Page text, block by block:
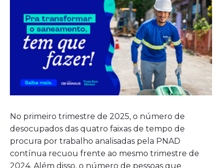
No primeiro trimestre de 2025, o número de
desocupados das quatro faixas de tempo de
procura por trabalho analisadas pela PNAD
contínua recuou frente ao mesmo trimestre de
2024. Além disso, o número de pessoas que